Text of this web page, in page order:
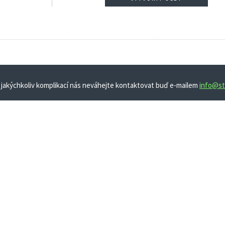
jakýchkoliv komplikací nás neváhejte kontaktovat buď e-mailem